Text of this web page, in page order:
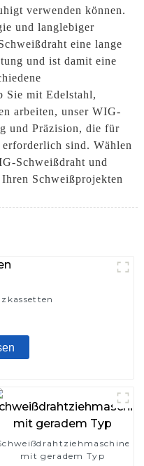
verwenden können.
und langlebiger
eine lange
und ist damit eine
Sie mit Edelstahl,
arbeiten, unser WIG-
und Präzision, die für
sind. Wählen
Schweißdraht und
Schweißprojekten
mit geradem Typ